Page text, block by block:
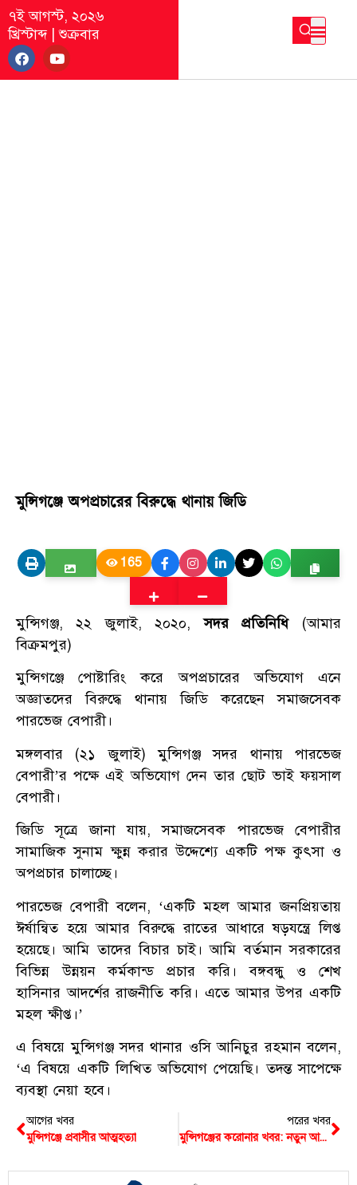
৭ই আগস্ট, ২০২৬
খ্রিস্টাব্দ|শুক্রবার
মুন্সিগঞ্জে অপপ্রচারের বিরুদ্ধে থানায় জিডি
165
মুন্সিগঞ্জ, ২২ জুলাই, ২০২০,সদর প্রতিনিধি(আমার
বিক্রমপুর)
মুন্সিগঞ্জে পোষ্টারিং করে অপপ্রচারের অভিযোগ এনে
অজ্ঞাতদের বিরুদ্ধে থানায় জিডি করেছেন সমাজসেবক
পারভেজ বেপারী।
মঙ্গলবার (২১ জুলাই) মুন্সিগঞ্জ সদর থানায় পারভেজ
বেপারী’র পক্ষে এই অভিযোগ দেন তার ছোট ভাই ফয়সাল
বেপারী।
জিডি সূত্রে জানা যায়, সমাজসেবক পারভেজ বেপারীর
সামাজিক সুনাম ক্ষুন্ন করার উদ্দেশ্যে একটি পক্ষ কুৎসা ও
অপপ্রচার চালাচ্ছে।
পারভেজ বেপারী বলেন, ‘একটি মহল আমার জনপ্রিয়তায়
ঈর্ষান্বিত হয়ে আমার বিরুদ্ধে রাতের আধারে ষড়যন্ত্রে লিপ্ত
হয়েছে। আমি তাদের বিচার চাই। আমি বর্তমান সরকারের
বিভিন্ন উন্নয়ন কর্মকান্ড প্রচার করি। বঙ্গবন্ধু ও শেখ
হাসিনার আদর্শের রাজনীতি করি। এতে আমার উপর একটি
মহল ক্ষীপ্ত।’
এ বিষয়ে মুন্সিগঞ্জ সদর থানার ওসি আনিচুর রহমান বলেন,
‘এ বিষয়ে একটি লিখিত অভিযোগ পেয়েছি। তদন্ত সাপেক্ষে
ব্যবস্থা নেয়া হবে।
আগের খবর
মুন্সিগঞ্জে প্রবাসীর আত্মহত্যা
পরের খবর
মুন্সিগঞ্জের করোনার খবর: নতুন আক্রান্ত ১১ জন সহ মোট ২৬১০